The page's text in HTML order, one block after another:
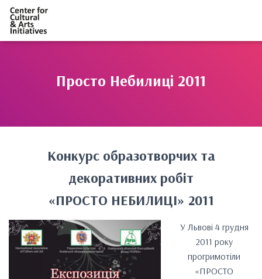
Просто Небилиці 2011
Конкурс образотворчих та
декоративних робіт
«ПРОСТО НЕБИЛИЦІ» 2011
У Львові 4 грудня
2011 року
прогримотіли
«ПРОСТО